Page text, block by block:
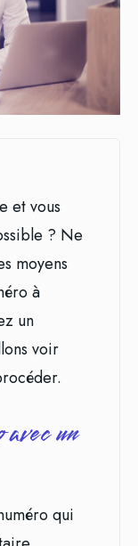
et vous
? Ne
moyens
à
un
voir
un
qui